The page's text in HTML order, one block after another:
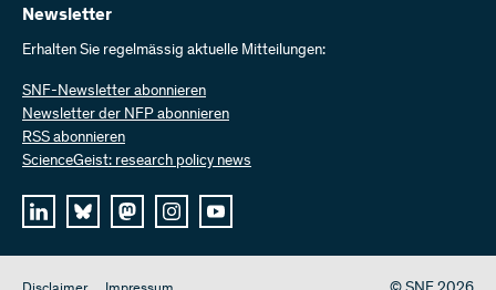
Bei uns arbeiten
Offene Stellen
bewilligten Forschungsprojekten und Förderbeiträgen:
Projektsuche
Newsletter
Erhalten Sie regelmässig aktuelle Mitteilungen:
SNF-Newsletter abonnieren
Newsletter der NFP abonnieren
RSS abonnieren
ScienceGeist: research policy news